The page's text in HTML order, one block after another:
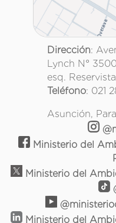
Dirección:
Lynch N°
esq.
Teléfono: 021
Asunción,
Ministerio del
Ministerio del
Ministerio del